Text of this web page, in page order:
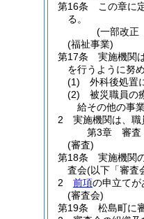
第16条
この章に
る。
(一部改正
(福祉事業)
第17条
実施機関
を行うように努
(1)
外科後処置
(2)
被災職員の
給その他の事
2
実施機関は、職
第3章
審査
(審査)
第18条
実施機関
査会(以下「審査
2
前項の申立てが
(審査会)
第19条
松島町に